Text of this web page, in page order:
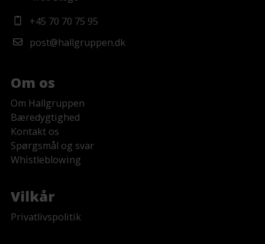
+45 70 70 75 95
post@hallgruppen.dk
Om os
Om Hallgruppen
Bæredygtighed
Kontakt os
Spørgsmål og svar
Whistleblowing
Vilkår
Privatlivspolitik